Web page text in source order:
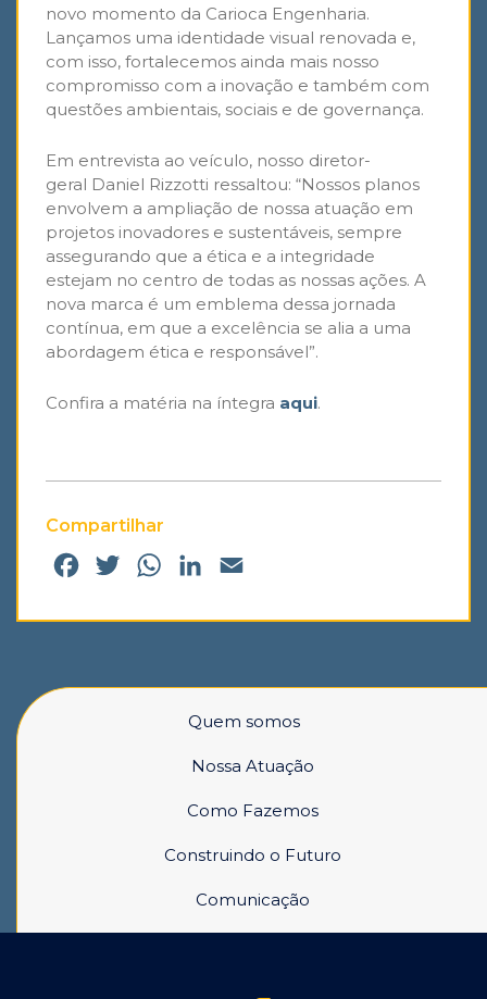
novo momento da Carioca Engenharia.
Lançamos uma identidade visual renovada e,
com isso, fortalecemos ainda mais nosso
compromisso com a inovação e também com
questões ambientais, sociais e de governança.
Em entrevista ao veículo, nosso diretor-
geral Daniel Rizzotti ressaltou: “Nossos planos
envolvem a ampliação de nossa atuação em
projetos inovadores e sustentáveis, sempre
assegurando que a ética e a integridade
estejam no centro de todas as nossas ações. A
nova marca é um emblema dessa jornada
contínua, em que a excelência se alia a uma
abordagem ética e responsável”.
Confira a matéria na íntegra aqui.
Compartilhar
FacebookTwitterWhatsApp
LinkedIn
Quem somos
Nossa Atuação
Como Fazemos
Construindo o Futuro
Comunicação